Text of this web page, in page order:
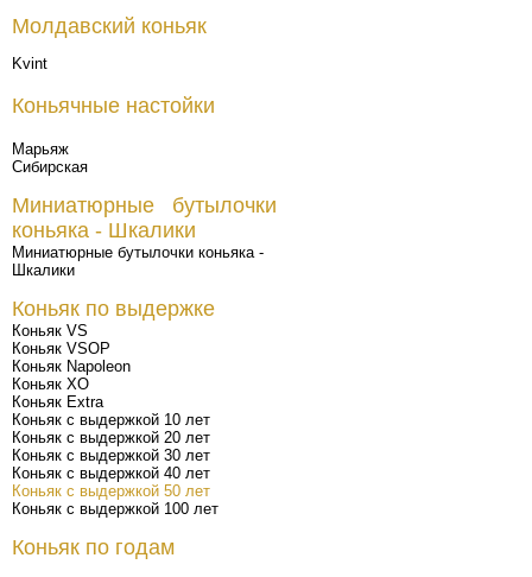
Молдавский коньяк
Kvint
Коньячные настойки
Марьяж
Сибирская
Миниатюрные бутылочки
коньяка - Шкалики
Миниатюрные бутылочки коньяка -
Шкалики
Коньяк по выдержке
Коньяк VS
Коньяк VSOP
Коньяк Napoleon
Коньяк XO
Коньяк Extra
Коньяк с выдержкой 10 лет
Коньяк с выдержкой 20 лет
Коньяк с выдержкой 30 лет
Коньяк с выдержкой 40 лет
Коньяк с выдержкой 50 лет
Коньяк с выдержкой 100 лет
Коньяк по годам